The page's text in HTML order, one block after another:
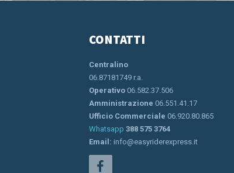
CONTATTI
Centralino
06.87181749 r.a.
Operativo06.582.37.506
Amministrazione 06.551.41.17
Ufficio Commerciale 06.920.80.865
Whatsapp 388 575 3764
Email: info@easyriderexpress.it